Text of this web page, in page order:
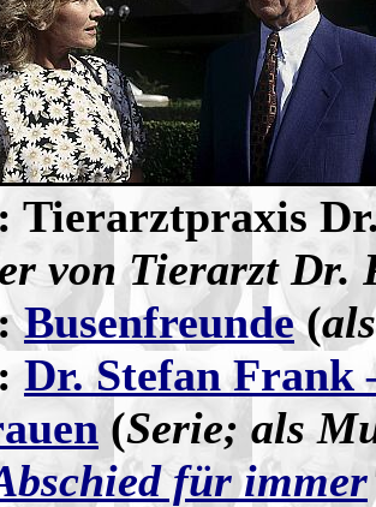
Tierarztpraxis
von Tierarzt Dr.
Busenfreunde(
Dr. Stefan Frank
(Serie; als
für immer